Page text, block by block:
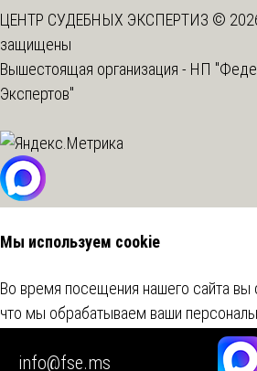
ЦЕНТР СУДЕБНЫХ ЭКСПЕРТИЗ ©
защищены
Вышестоящая организация - НП
Экспертов"
info@fse.ms
Мы используем cookie
Во время посещения нашего сайта вы
что мы обрабатываем ваши
использованием метрических